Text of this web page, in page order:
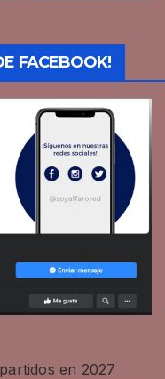
FACEBOOK!
en 2027